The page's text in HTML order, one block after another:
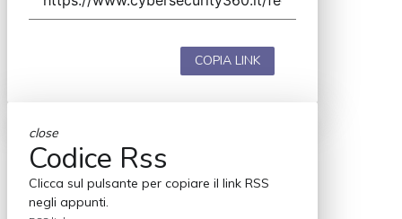
COPIA LINK
close
Codice Rss
Clicca sul pulsante per copiare il link RSS
negli appunti.